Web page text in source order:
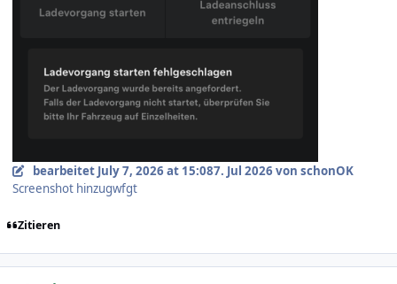
bearbeitet July 7, 2026 at 15:087. Jul 2026 von schonOK
Screenshot hinzugwfgt
Zitieren